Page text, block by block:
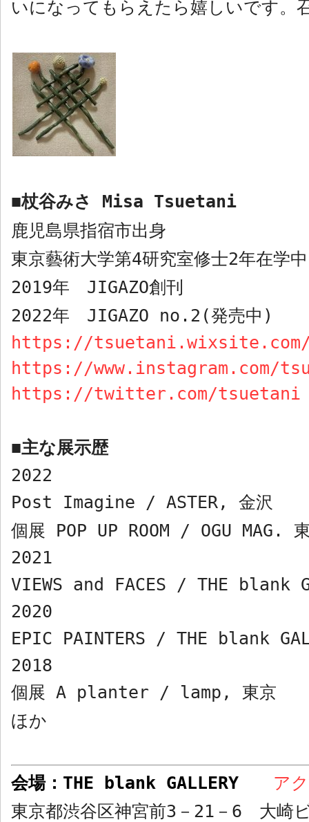
いになってもらえたら嬉しいです。
■杖谷みさ Misa Tsuetani
鹿児島県指宿市出身
東京藝術大学第4研究室修士2年在学中
2019年 JIGAZO創刊
2022年 JIGAZO no.2(発売中 )
https://
https://www.instagram.com/
https://twitter.com/tsuetani
■主な展示歴
2022
Post Imagine / ASTER, 金沢
個展 POP UP ROOM / OGU MAG.
2021
VIEWS and FACES / THE blank
2020
EPIC PAINTERS / THE blank
2018
個展 A planter / lamp, 東京
ほか
会場： THE blank GALLERY
ア
東京都渋谷区神宮前3 － 21 － 6 大崎